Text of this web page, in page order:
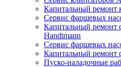
Капитальный ремонт
Сервис фаршевых
Капитальный ремонт
Handtmann
Сервис фаршевых
Капитальный ремонт
Пуско-наладочные